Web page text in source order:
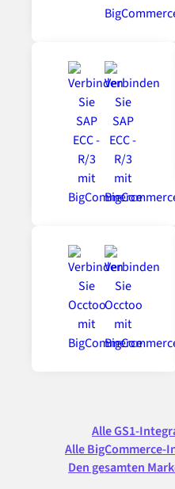
Alle GS1-
Alle BigCommerce-
Den gesamten